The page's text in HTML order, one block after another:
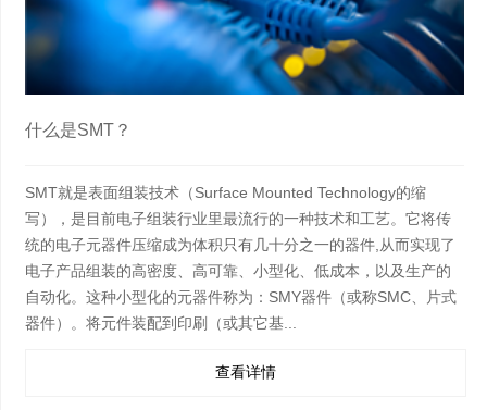
什么是SMT？
SMT就是表面组装技术（Surface Mounted Technology的缩
写），是目前电子组装行业里最流行的一种技术和工艺。它将传
统的电子元器件压缩成为体积只有几十分之一的器件,从而实现了
电子产品组装的高密度、高可靠、小型化、低成本，以及生产的
自动化。这种小型化的元器件称为：SMY器件（或称SMC、片式
器件）。将元件装配到印刷（或其它基...
查看详情